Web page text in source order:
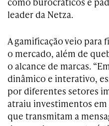
leader da Netza.
A gamificação veio para
o mercado, além de
o alcance de marcas.
dinâmico e interativo,
por diferentes setores
atraiu investimentos em
que transmitam a